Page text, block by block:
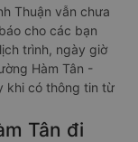
Thuận vẫn chưa
cho các bạn
trình, ngày giờ
Hàm Tân -
khi có thông tin từ
Tân đi